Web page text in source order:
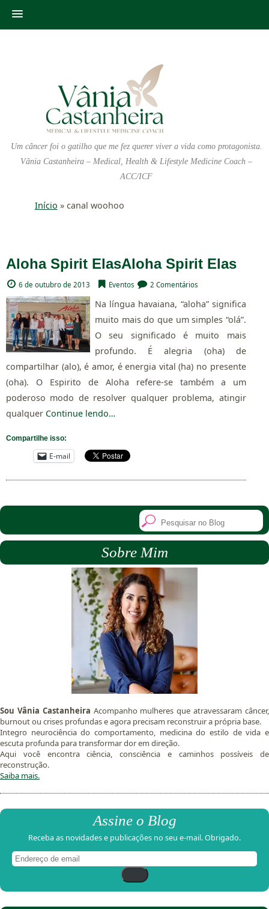
Um câncer foi o gatilho que me fez querer viver a vida como protagonista.
Vânia Castanheira – Medical, Health & Lifestyle Medicine Coach –
ACC/ICF
Início » canal woohoo
Aloha Spirit ElasAloha Spirit Elas
6 de outubro de 2013 Eventos 2 Comentários
Na língua havaiana, “aloha” significa
muito mais do que um simples “olá”.
O seu significado é muito mais
profundo. É alegria (oha) de
compartilhar (alo), é amor, é energia vital (ha) no presente
(oha). O Espirito de Aloha refere-se também a um
poderoso modo de resolver qualquer problema, atingir
qualquer Continue lendo…
Compartilhe isso:
E-mail
Sobre Mim
Sou Vânia Castanheira Acompanho mulheres que atravessaram câncer,
burnout ou crises profundas e agora precisam reconstruir a própria base.
Integro neurociência do comportamento, medicina do estilo de vida e
escuta profunda para transformar dor em direção.
Aqui você encontra ciência, consciência e caminhos possíveis de
reconstrução.
Saiba mais.
Assine o Blog
Receba as novidades e publicações no seu e-mail. Obrigado.
de
email